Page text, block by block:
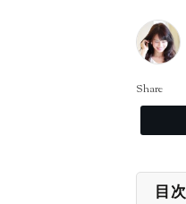
Share
目次